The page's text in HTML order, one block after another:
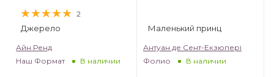
2
Джерело
Айн Ренд
Наш Формат
В наличии
Маленький принц
Антуан де Сент-Екзюпері
Фолио
В наличии